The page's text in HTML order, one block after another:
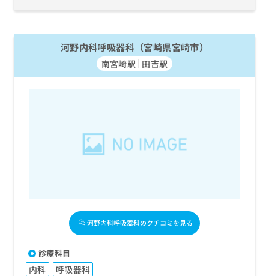
河野内科呼吸器科（宮崎県宮崎市）
南宮崎駅 田吉駅
河野内科呼吸器科のクチコミを見る
診療科目
内科 呼吸器科